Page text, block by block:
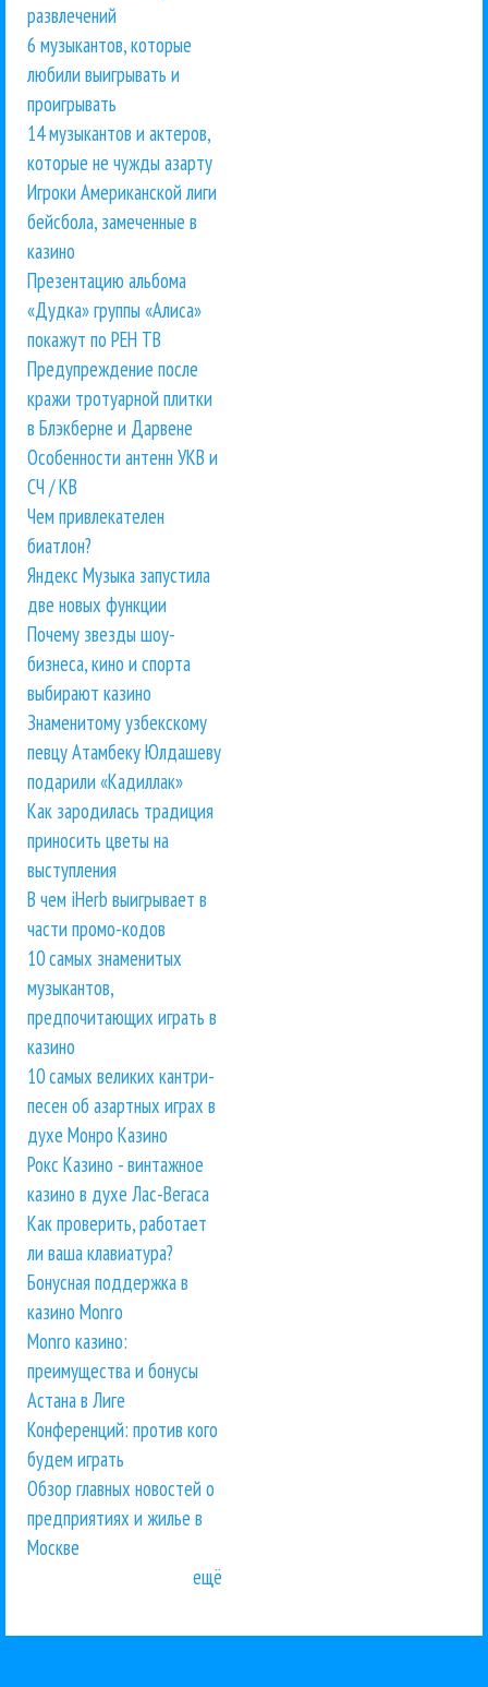
развлечений
6 музыкантов, которые
любили выигрывать и
проигрывать
14 музыкантов и актеров,
которые не чужды азарту
Игроки Американской лиги
бейсбола, замеченные в
казино
Презентацию альбома
«Дудка» группы «Алиса»
покажут по РЕН ТВ
Предупреждение после
кражи тротуарной плитки
в Блэкберне и Дарвене
Особенности антенн УКВ и
СЧ / КВ
Чем привлекателен
биатлон?
Яндекс Музыка запустила
две новых функции
Почему звезды шоу-
бизнеса, кино и спорта
выбирают казино
Знаменитому узбекскому
певцу Атамбеку Юлдашеву
подарили «Кадиллак»
Как зародилась традиция
приносить цветы на
выступления
В чем iHerb выигрывает в
части промо-кодов
10 самых знаменитых
музыкантов,
предпочитающих играть в
казино
10 самых великих кантри-
песен об азартных играх в
духе Монро Казино
Рокс Казино - винтажное
казино в духе Лас-Вегаса
Как проверить, работает
ли ваша клавиатура?
Бонусная поддержка в
казино Monro
Monro казино:
преимущества и бонусы
Астана в Лиге
Конференций: против кого
будем играть
Обзор главных новостей о
предприятиях и жилье в
Москве
ещё